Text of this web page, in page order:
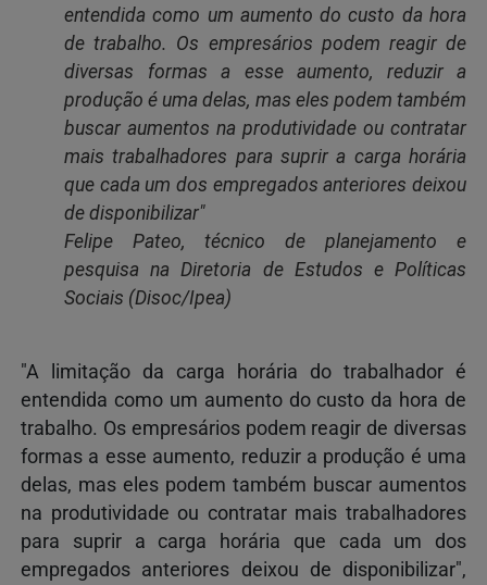
entendida como um aumento do custo da hora
de trabalho. Os empresários podem reagir de
diversas formas a esse aumento, reduzir a
produção é uma delas, mas eles podem também
buscar aumentos na produtividade ou contratar
mais trabalhadores para suprir a carga horária
que cada um dos empregados anteriores deixou
de disponibilizar"
Felipe Pateo, técnico de planejamento e
pesquisa na Diretoria de Estudos e Políticas
Sociais (Disoc/Ipea)
"A limitação da carga horária do trabalhador é
entendida como um aumento do custo da hora de
trabalho. Os empresários podem reagir de diversas
formas a esse aumento, reduzir a produção é uma
delas, mas eles podem também buscar aumentos
na produtividade ou contratar mais trabalhadores
para suprir a carga horária que cada um dos
empregados anteriores deixou de disponibilizar",